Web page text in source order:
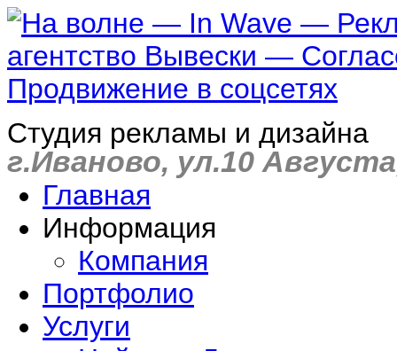
Студия рекламы и дизайна
г.Иваново, ул.10
Главная
Информация
Компания
Портфолио
Услуги